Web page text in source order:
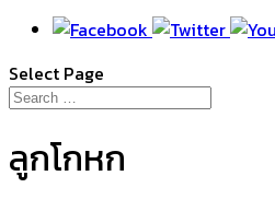
Select Page
ลูกโกหก